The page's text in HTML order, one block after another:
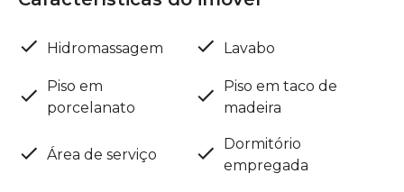
Hidromassagem Lavabo
Piso em
porcelanato
Piso em taco de
madeira
Área de serviço
Dormitório
empregada